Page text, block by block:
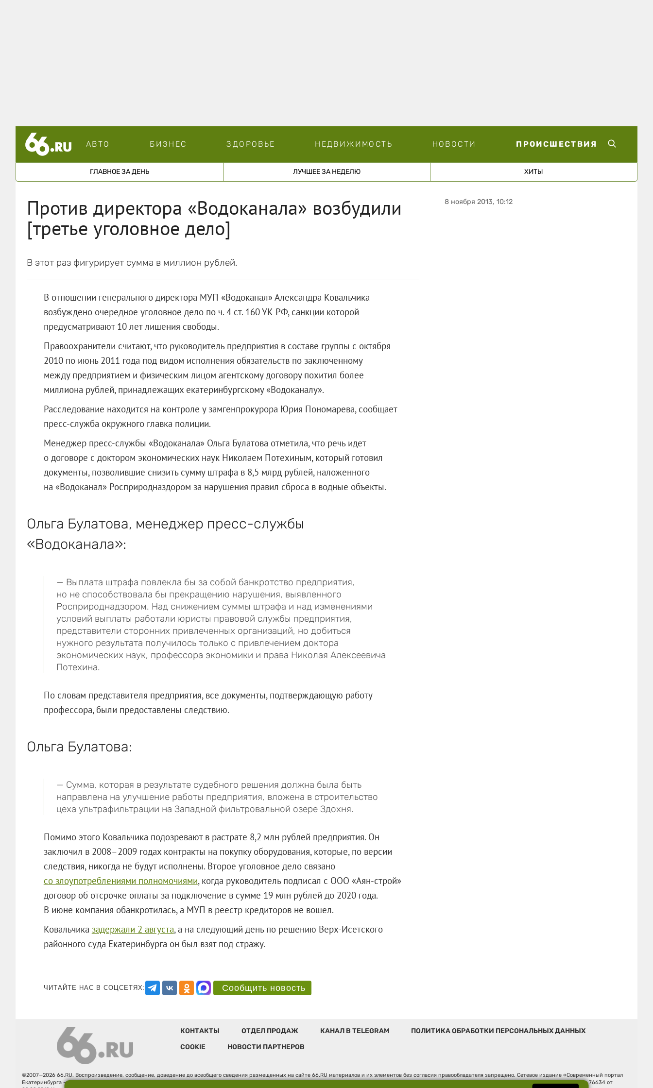
АВТО БИЗНЕС ЗДОРОВЬЕ НЕДВИЖИМОСТЬ НОВОСТИ ПРОИСШЕСТВИЯ
ГЛАВНОЕ ЗА ДЕНЬ ЛУЧШЕЕ ЗА НЕДЕЛЮ ХИТЫ
Против директора «Водоканала» возбудили
[третье уголовное дело]
В этот раз фигурирует сумма в миллион рублей.
В отношении генерального директора МУП «Водоканал» Александра Ковальчика
возбуждено очередное уголовное дело по ч. 4 ст. 160 УК РФ, санкции которой
предусматривают 10 лет лишения свободы.
Правоохранители считают, что руководитель предприятия в составе группы с октября
2010 по июнь 2011 года под видом исполнения обязательств по заключенному
между предприятием и физическим лицом агентскому договору похитил более
миллиона рублей, принадлежащих екатеринбургскому «Водоканалу».
Расследование находится на контроле у замгенпрокурора Юрия Пономарева, сообщает
пресс-служба окружного главка полиции.
Менеджер пресс-службы «Водоканала» Ольга Булатова отметила, что речь идет
о договоре с доктором экономических наук Николаем Потехиным, который готовил
документы, позволившие снизить сумму штрафа в 8,5 млрд рублей, наложенного
на «Водоканал» Росприродназдором за нарушения правил сброса в водные объекты.
Ольга Булатова, менеджер пресс-службы
«Водоканала»:
— Выплата штрафа повлекла бы за собой банкротство предприятия,
но не способствовала бы прекращению нарушения, выявленного
Росприроднадзором. Над снижением суммы штрафа и над изменениями
условий выплаты работали юристы правовой службы предприятия,
представители сторонних привлеченных организаций, но добиться
нужного результата получилось только с привлечением доктора
экономических наук, профессора экономики и права Николая Алексеевича
Потехина.
По словам представителя предприятия, все документы, подтверждающую работу
профессора, были предоставлены следствию.
Ольга Булатова:
— Сумма, которая в результате судебного решения должна была быть
направлена на улучшение работы предприятия, вложена в строительство
цеха ультрафильтрации на Западной фильтровальной озере Здохня.
Помимо этого Ковальчика подозревают в растрате 8,2 млн рублей предприятия. Он
заключил в 2008–2009 годах контракты на покупку оборудования, которые, по версии
следствия, никогда не будут исполнены. Второе уголовное дело связано
со злоупотреблениями полномочиями, когда руководитель подписал с ООО «Аян-строй»
договор об отсрочке оплаты за подключение в сумме 19 млн рублей до 2020 года.
В июне компания обанкротилась, а МУП в реестр кредиторов не вошел.
Ковальчика задержали 2 августа, а на следующий день по решению Верх-Исетского
районного суда Екатеринбурга он был взят под стражу.
ЧИТАЙТЕ НАС В СОЦСЕТЯХ: Сообщить новость
8 ноября 2013, 10:12
КОНТАКТЫ ОТДЕЛ ПРОДАЖ КАНАЛ В TELEGRAM
ПОЛИТИКА ОБРАБОТКИ ПЕРСОНАЛЬНЫХ ДАННЫХ
COOKIE
НОВОСТИ ПАРТНЕРОВ
©2007—2026 66.RU. Воспроизведение, сообщение, доведение до всеобщего сведения размещенных на сайте 66.RU материалов и их элементов без согласия правообладателя запрещено. Сетевое издание «Современный портал
Екатеринбурга — «66.ru» (18+) зарегистрировано Федеральной службой по надзору в сфере связи, информационных технологий и массовых коммуникаций (Роскомнадзор). Регистрационный номер ЭЛ № ФС 77 - 76634 от